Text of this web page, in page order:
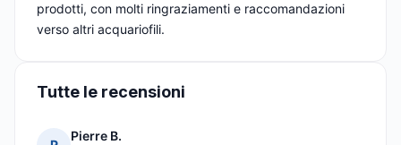
prodotti, con molti ringraziamenti e raccomandazioni
verso altri acquariofili.
Tutte le recensioni
Pierre B.